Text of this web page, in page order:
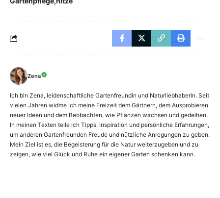
Zena
Ich bin Zena, leidenschaftliche Gartenfreundin und Naturliebhaberin. Seit
vielen Jahren widme ich meine Freizeit dem Gärtnern, dem Ausprobieren
neuer Ideen und dem Beobachten, wie Pflanzen wachsen und gedeihen.
In meinen Texten teile ich Tipps, Inspiration und persönliche Erfahrungen,
um anderen Gartenfreunden Freude und nützliche Anregungen zu geben.
Mein Ziel ist es, die Begeisterung für die Natur weiterzugeben und zu
zeigen, wie viel Glück und Ruhe ein eigener Garten schenken kann.